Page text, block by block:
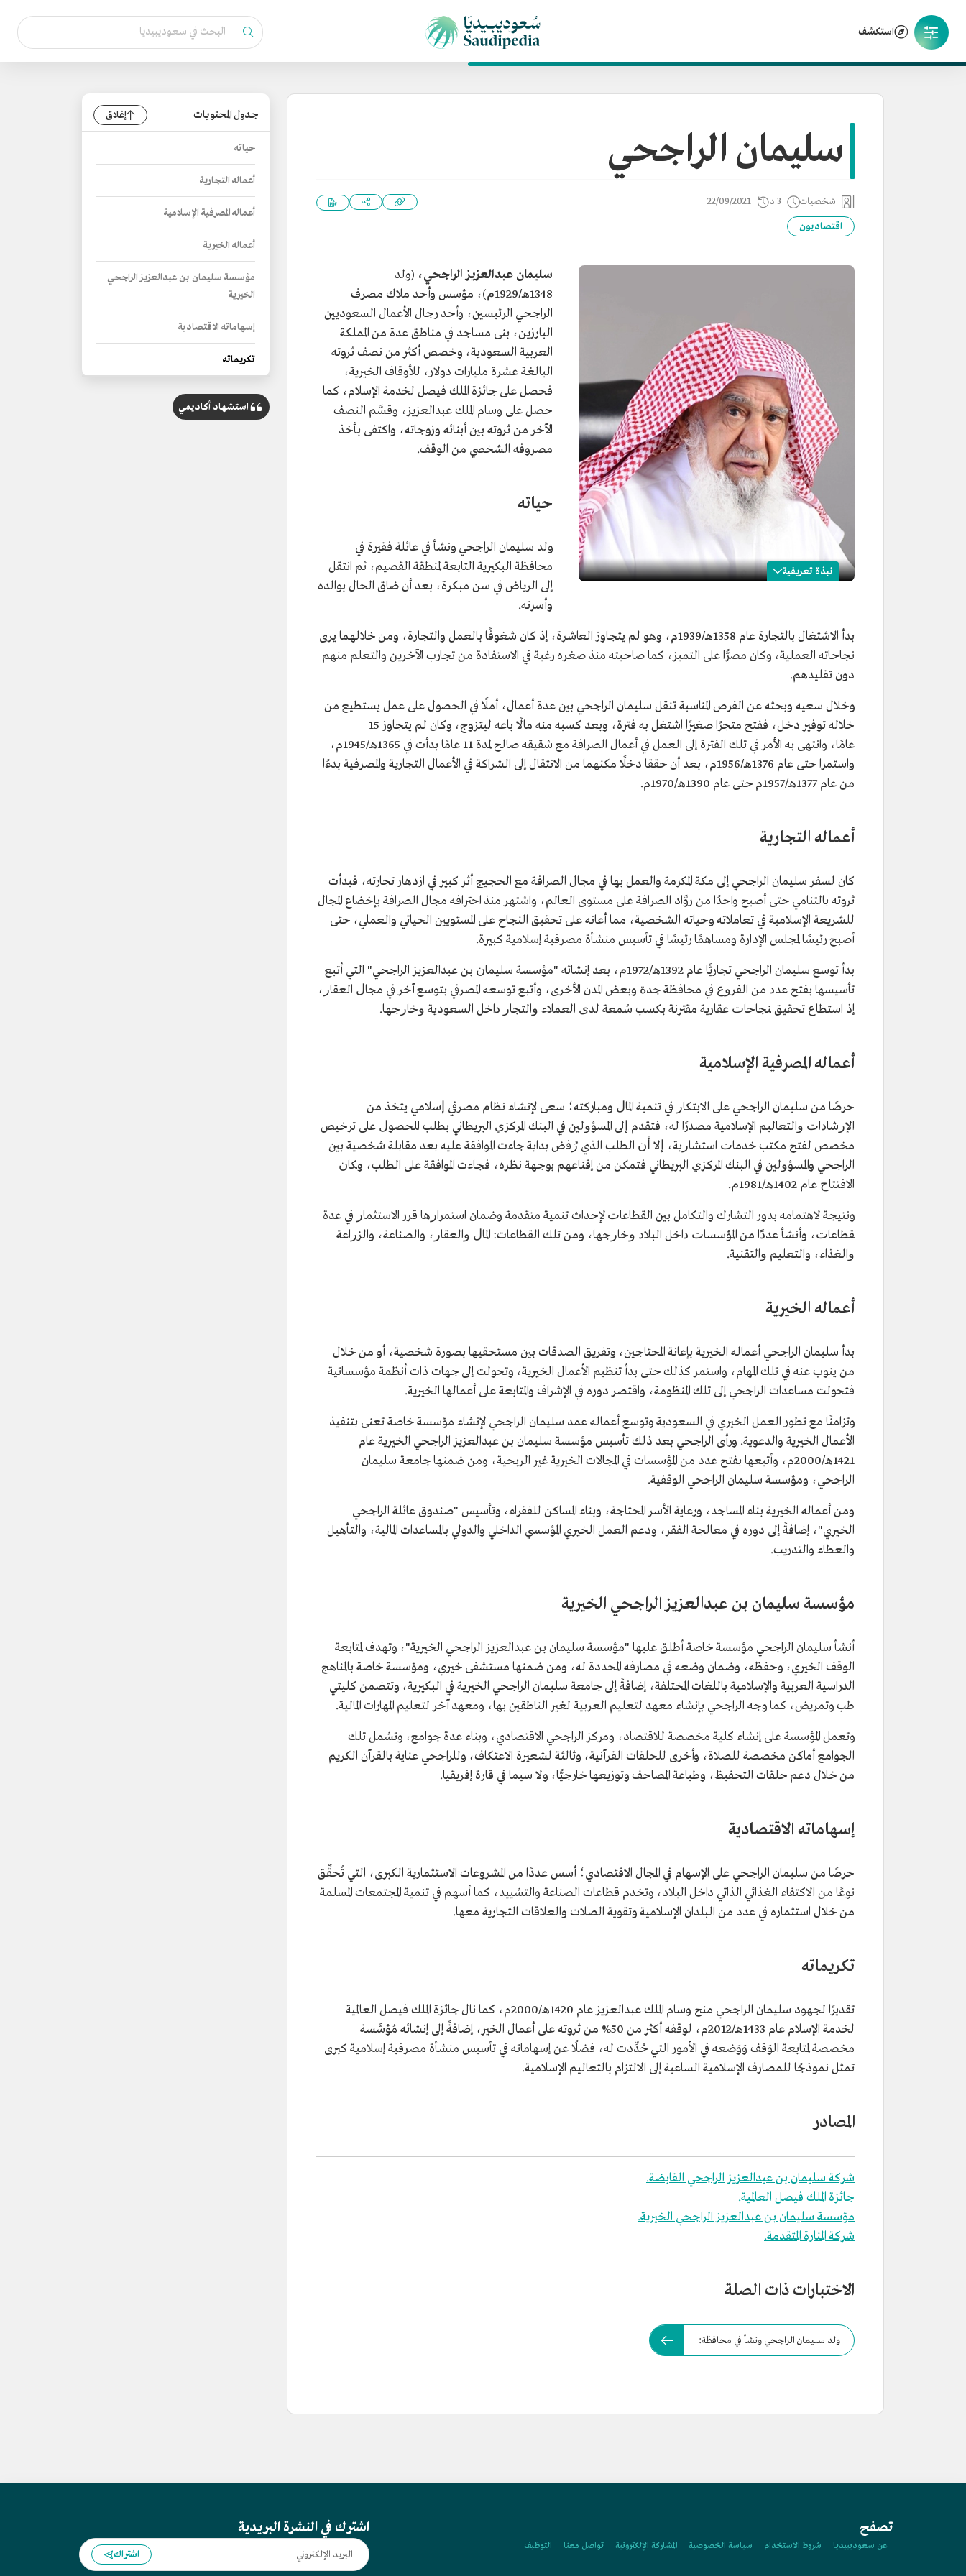
استكشف
سليمان الراجحي
شخصيات 3 د 22/09/2021
اقتصاديون
نبذة تعريفية
الاسم
سليمان الراجحي.
التصنيف
رجل أعمال سعودي.
تاريخ الميلاد
إنجازاته
مؤسس ومالك مصرف الراجحي.
سليمان عبدالعزيز الراجحي، (ولد
1348هـ/1929ﻡ)، مؤسس وأحد ملاك مصرف
الراجحي الرئيسين، وأحد رجال الأعمال السعوديين
البارزين، بنى مساجد في مناطق عدة من المملكة
العربية السعودية، وخصص أكثر من نصف ثروته
البالغة عشرة مليارات دولار، للأوقاف الخيرية،
فحصل على جائزة الملك فيصل لخدمة الإسلام، كما
حصل على وسام الملك عبدالعزيز، وقسَّم النصف
الآخر من ثروته بين أبنائه وزوجاته، واكتفى بأخذ
مصروفه الشخصي من الوقف.
حياته
ولد سليمان الراجحي ونشأ في عائلة فقيرة في
محافظة البكيرية التابعة لمنطقة القصيم، ثم انتقل
إلى الرياض في سن مبكرة، بعد أن ضاق الحال بوالده
وأسرته.
بدأ الاشتغال بالتجارة عام 1358هـ/1939م، وهو لم يتجاوز العاشرة، إذ كان شغوفًا بالعمل والتجارة، ومن خلالهما يرى
نجاحاته العملية، وكان مصرًّا على التميز، كما صاحبته منذ صغره رغبة في الاستفادة من تجارب الآخرين والتعلم منهم
دون تقليدهم.
وخلال سعيه وبحثه عن الفرص المناسبة تنقل سليمان الراجحي بين عدة أعمال، أملًا في الحصول على عمل يستطيع من
خلاله توفير دخل، ففتح متجرًا صغيرًا اشتغل به فترة، وبعد كسبه منه مالًا باعه ليتزوج، وكان لم يتجاوز 15
عامًا، وانتهى به الأمر في تلك الفترة إلى العمل في أعمال الصرافة مع شقيقه صالح لمدة 11 عامًا بدأت في 1365هـ/1945م،
واستمرا حتى عام 1376هـ/1956م، بعد أن حققا دخلًا مكنهما من الانتقال إلى الشراكة في الأعمال التجارية والمصرفية بدءًا
من عام 1377هـ/1957م حتى عام 1390هـ/1970م.
أعماله التجارية
كان لسفر سليمان الراجحي إلى مكة المكرمة والعمل بها في مجال الصرافة مع الحجيج أثر كبير في ازدهار تجارته، فبدأت
ثروته بالتنامي حتى أصبح واحدًا من روَّاد الصرافة على مستوى العالم، واشتهر منذ احترافه مجال الصرافة بإخضاع المجال
للشريعة الإسلامية في تعاملاته وحياته الشخصية، مما أعانه على تحقيق النجاح على المستويين الحياتي والعملي، حتى
أصبح رئيسًا لمجلس الإدارة ومساهمًا رئيسًا في تأسيس منشأة مصرفية إسلامية كبيرة.
بدأ توسع سليمان الراجحي تجاريًّا عام 1392هـ/1972ﻡ، بعد إنشائه "ﻣﺆﺳﺴﺔ ﺳﻠﻴﻤﺎﻥ ﺑﻦ ﻋﺒﺪاﻟﻌﺰﻳﺰ اﻟﺮاﺟﺤﻲ" التي أتبع
تأسيسها ﺑﻔﺘﺢ ﻋﺪﺩ ﻣﻦ اﻟﻔﺮﻭﻉ ﻓﻲ محافظة ﺟﺪﺓ وبعض المدن الأخرى، وأتبع توسعه اﻟﻤﺼﺮﻓﻲ بتوسع آخر ﻓﻲ ﻣﺠﺎﻝ اﻟﻌﻘﺎﺭ،
إذ اﺳﺘﻄﺎﻉ ﺗﺤﻘﻴﻖ ﻨﺠﺎﺣﺎﺕ عقارية مقترنة بكسب ﺳُﻤﻌﺔ ﻟﺪﻯ اﻟﻌﻤﻼء ﻭاﻟﺘﺠﺎﺭ ﺩاﺧﻞ السعودية ﻭﺧﺎﺭﺟﻬﺎ.
أعماله المصرفية الإسلامية
حرصًا من سليمان الراجحي على اﻻﺑﺘﻜﺎﺭ في تنمية اﻟﻤﺎﻝ ومباركته؛ سعى ﻹﻧﺸﺎء ﻧﻈﺎﻡ ﻣﺼﺮﻓﻲ ﺇﺳﻼﻣﻲ يتخذ من
اﻹﺭﺷﺎﺩاﺕ ﻭاﻟﺘﻌﺎﻟﻴﻢ اﻹﺳﻼﻣﻴﺔ مصدرًا له، فتقدم ﺇﻟﻰ اﻟﻤﺴﺆﻭﻟﻴﻦ ﻓﻲ اﻟﺒﻨﻚ اﻟﻤﺮﻛﺰﻱ اﻟﺒﺮﻳﻄﺎﻧﻲ بطلب اﻠﺤﺼﻮﻝ ﻋﻠﻰ ﺗﺮﺧﻴﺺ
مخصص ﻟﻔﺘﺢ ﻣﻜﺘﺐ ﺧﺪﻣﺎﺕ اﺳﺘﺸﺎﺭﻳﺔ، ﺇﻻ ﺃﻥ اﻟﻄﻠﺐ الذي ﺭُﻓض بداية جاءت الموافقة عليه ﺑﻌﺪ ﻣﻘﺎﺑﻠﺔ ﺷﺨﺼﻴﺔ ﺑﻴﻦ
الراجحي واﻟﻤﺴﺆﻭﻟﻴﻦ ﻓﻲ اﻟﺒﻨﻚ اﻟﻤﺮﻛﺰﻱ اﻟﺒﺮﻳﻄﺎﻧﻲ فتمكن من إقناعهم ﺑﻮﺟﻬﺔ ﻧﻈﺮﻩ، فجاءت اﻟﻤﻮاﻓﻘﺔ ﻋﻠﻰ اﻟﻄﻠﺐ، وﻜﺎﻥ
اﻻﻓﺘﺘﺎﺡ ﻋﺎﻡ 1402هـ/1981ﻡ.
ونتيجة لاهتمامه بدور التشارك واﻟﺘﻜﺎﻣﻞ ﺑﻴﻦ اﻟﻘﻄﺎﻋﺎﺕ لإحداث تنمية متقدمة وضمان اﺳﺘﻤﺮاﺭﻫﺎ قرر الاﺳﺘﺜﻤﺎﺭ ﻓﻲ عدة
ﻘﻄﺎﻋﺎﺕ، وأنشأ ﻋﺪﺩًا ﻣﻦ اﻟﻤﺆﺳﺴﺎﺕ ﺩاﺧﻞ اﻟﺒﻼﺩ ﻭﺧﺎﺭﺟﻬﺎ، ومن تلك القطاعات: اﻟﻤﺎﻝ ﻭاﻟﻌﻘﺎﺭ، واﻟﺼﻨﺎﻋﺔ، واﻟﺰﺭاﻋﺔ
ﻭاﻟﻐﺬاء، واﻟﺘﻌﻠﻴﻢ ﻭاﻟﺘﻘﻨﻴﺔ.
أعماله الخيرية
بدأ سليمان الراجحي أعماله الخيرية بإعانة المحتاجين، وتفريق الصدقات بين مستحقيها بصورة شخصية، أو من خلال
من ينوب عنه في تلك المهام، واستمر كذلك حتى بدأ تنظيم الأعمال الخيرية، وتحولت إلى جهات ذات أنظمة مؤسساتية
فتحولت مساعدات الراجحي إلى تلك المنظومة، واقتصر دوره في الإشراف والمتابعة على أعمالها الخيرية.
وتزامنًا مع تطور العمل الخيري في السعودية وتوسع أعماله عمد سليمان الراجحي لإنشاء مؤسسة خاصة تعنى بتنفيذ
الأعمال الخيرية والدعوية. ورأى الراجحي بعد ذلك تأسيس مؤسسة سليمان بن عبدالعزيز الراجحي الخيرية عام
1421هـ/2000م، وأتبعها بفتح عدد من المؤسسات في المجالات الخيرية غير الربحية، ومن ضمنها جامعة سليمان
الراجحي، ومؤسسة سليمان الراجحي الوقفية.
ومن أعماله الخيرية بناء المساجد، ورعاية الأسر المحتاجة، وبناء المساكن للفقراء، وتأسيس "صندوق عائلة الراجحي
الخيري"، إضافةً إلى دوره في معالجة الفقر، ودعم العمل الخيري المؤسسي الداخلي والدولي بالمساعدات المالية، والتأهيل
والعطاء والتدريب.
مؤسسة سليمان بن عبدالعزيز الراجحي الخيرية
أنشأ سليمان الراجحي مؤسسة خاصة أطلق عليها "مؤسسة سليمان بن عبدالعزيز الراجحي الخيرية"، وتهدف لمتابعة
الوقف الخيري، وحفظه، وضمان وضعه في مصارفه المحددة له، ومن ضمنها مستشفى خيري، ومؤسسة خاصة بالمناهج
الدراسية العربية والإسلامية باللغات المختلفة، إضافةً إلى جامعة سليمان الراجحي الخيرية في البكيرية، وتتضمن كليتي
طب وتمريض، كما وجه الراجحي بإنشاء معهد لتعليم العربية لغير الناطقين بها، ومعهد آخر لتعليم المهارات المالية.
وتعمل المؤسسة على إنشاء كلية مخصصة للاقتصاد، ومركز الراجحي الاقتصادي، وبناء عدة جوامع، وتشمل تلك
الجوامع أماكن مخصصة للصلاة، وأخرى للحلقات القرآنية، وثالثة لشعيرة الاعتكاف، وللراجحي عناية بالقرآن الكريم
من خلال دعم حلقات التحفيظ، وطباعة المصاحف وتوزيعها خارجيًّا، ولا سيما في قارة إفريقيا.
إسهاماته الاقتصادية
حرصًا من سليمان الراجحي على الإسهام في المجال الاقتصادي؛ أسس عددًا من المشروعات الاستثمارية الكبرى، التي تُحقِّق
نوعًا من الاكتفاء الغذائي الذاتي داخل البلاد، وتخدم قطاعات الصناعة والتشييد، كما أسهم في تنمية المجتمعات المسلمة
من خلال استثماره في عدد من البلدان الإسلامية وتقوية الصلات والعلاقات التجارية معها.
تكريماته
تقديرًا لجهود سليمان الراجحي منح وسام الملك عبدالعزيز عام 1420هـ/2000م، كما نال جائزة الملك فيصل العالمية
لخدمة الإسلام عام 1433هـ/2012م، لوقفه أكثر من 50% من ثروته على أعمال الخير، إضافةً إلى إنشائه مُؤسَّسة
مخصصة لمتابعة الوَقف وَوَضعه في الأمور التي حُدِّدت له، فضلًا عن إسهاماته في تأسيس منشأة مصرفية إسلامية كبرى
تمثل نموذجًا للمصارف الإسلامية الساعية إلى الالتزام بالتعاليم الإسلامية.
المصادر
شركة سليمان بن عبدالعزيز الراجحي القابضة.
جائزة الملك فيصل العالمية.
مؤسسة سليمان بن عبدالعزيز الراجحي الخيرية.
شركة المنارة المتقدمة.
الاختبارات ذات الصلة
ولد سليمان الراجحي ونشأ في محافظة:
جدول المحتويات إغلاق
حياته
أعماله التجارية
أعماله المصرفية الإسلامية
أعماله الخيرية
مؤسسة سليمان بن عبدالعزيز الراجحي
الخيرية
إسهاماته الاقتصادية
تكريماته
استشهاد أكاديمي
تصفح
عن سعوديبيديا شروط الاستخدام سياسة الخصوصية المشاركة الإلكترونية تواصل معنا التوظيف
اشترك في النشرة البريدية
اشتراك